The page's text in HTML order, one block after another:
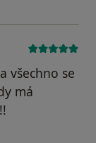
všechno se
má
odstraněn